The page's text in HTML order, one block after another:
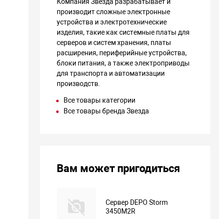
Компания Звезда разрабатывает и
производит сложные электронные
устройства и электротехнические
изделия, такие как системные платы для
серверов и систем хранения, платы
расширения, периферийные устройства,
блоки питания, а также электроприводы
для транспорта и автоматизации
производств.
Все товары категории
Все товары бренда Звезда
Вам может пригодиться
Сервер DEPO Storm
3450M2R